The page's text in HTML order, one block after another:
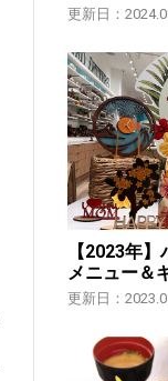
更新日：
【2023年
メニュー＆
更新日：